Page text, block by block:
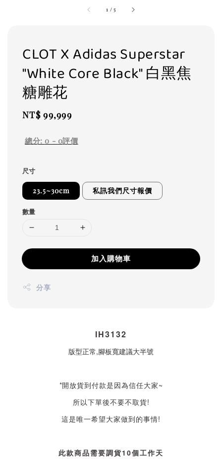
1 /5
CLOT X Adidas Superstar
"White Core Black" 白黑焦
糖雕花
Regular
NT$ 99,999
總分: 0 - 0評價
尺寸
23.5~30cm 私訊我們尺寸報價
數量
加入購物車
分享
IH3132
版型正常,腳板寬建議大半號
*開放貨到付款是因為信任大家~
所以下單後不要不取貨!
這是唯一希望大家做到的事情!
此款商品需要調貨10個工作天